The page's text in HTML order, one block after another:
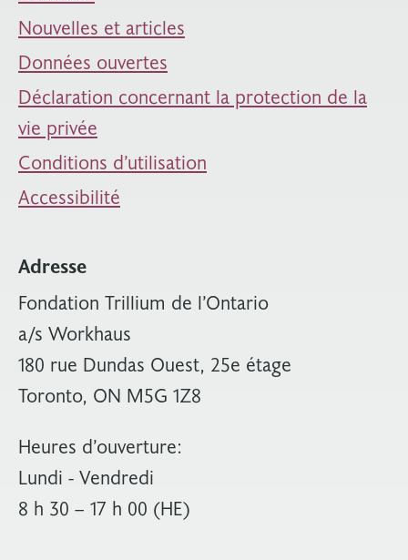
Nouvelles et articles
Données ouvertes
Déclaration concernant la protection de la
vie privée
Conditions d’utilisation
Accessibilité
Adresse
Fondation Trillium de l’Ontario
a/s Workhaus
180 rue Dundas Ouest, 25e étage
Toronto, ON M5G 1Z8
Heures d’ouverture:
Lundi - Vendredi
8 h 30 – 17 h 00 (HE)